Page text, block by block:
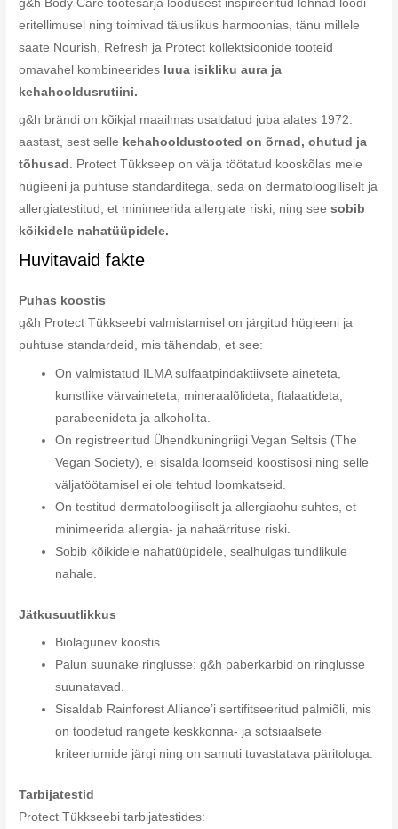
g&h Body Care tootesarja loodusest inspireeritud lõhnad loodi
eritellimusel ning toimivad täiuslikus harmoonias, tänu millele
saate Nourish, Refresh ja Protect kollektsioonide tooteid
omavahel kombineerides luua isikliku aura ja
kehahooldusrutiini.
g&h brändi on kõikjal maailmas usaldatud juba alates 1972.
aastast, sest selle kehahooldustooted on õrnad, ohutud ja
tõhusad . Protect Tükkseep on välja töötatud kooskõlas meie
hügieeni ja puhtuse standarditega, seda on dermatoloogiliselt ja
allergiatestitud, et minimeerida allergiate riski, ning seesobib
kõikidele nahatüüpidele.
Huvitavaid fakte
Puhas koostis
g&h Protect Tükkseebi valmistamisel on järgitud hügieeni ja
puhtuse standardeid, mis tähendab, et see:
On valmistatud ILMA sulfaatpindaktiivsete aineteta,
kunstlike värvaineteta, mineraalõlideta, ftalaatideta,
parabeenideta ja alkoholita.
On registreeritud Ühendkuningriigi Vegan Seltsis (The
Vegan Society), ei sisalda loomseid koostisosi ning selle
väljatöötamisel ei ole tehtud loomkatseid.
On testitud dermatoloogiliselt ja allergiaohu suhtes, et
minimeerida allergia- ja nahaärrituse riski.
Sobib kõikidele nahatüüpidele, sealhulgas tundlikule
nahale.
Jätkusuutlikkus
Biolagunev koostis.
Palun suunake ringlusse: g&h paberkarbid on ringlusse
suunatavad.
Sisaldab Rainforest Alliance’i sertifitseeritud palmiõli, mis
on toodetud rangete keskkonna- ja sotsiaalsete
kriteeriumide järgi ning on samuti tuvastatava päritoluga.
Tarbijatestid
Protect Tükkseebi tarbijatestides: